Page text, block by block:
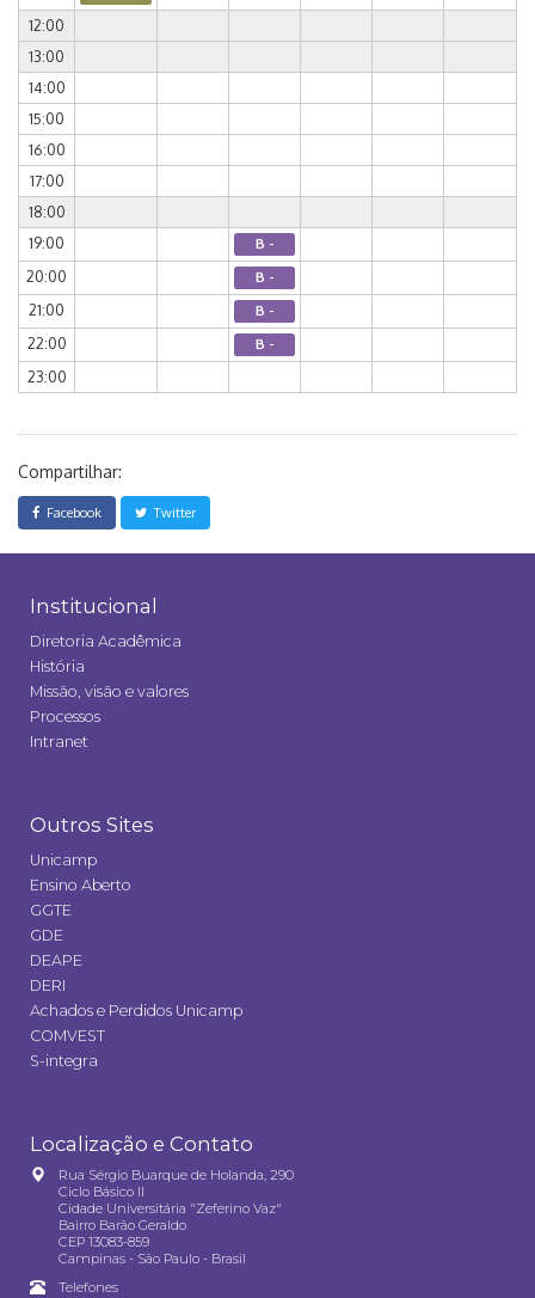
12:00
13:00
14:00
15:00
16:00
17:00
18:00
19:00
B -
20:00 B -
21:00 B -
22:00 B -
23:00
Compartilhar:
Facebook Twitter
Institucional
Diretoria Acadêmica
História
Missão, visão e valores
Processos
Intranet
Outros Sites
Unicamp
Ensino Aberto
GGTE
GDE
DEAPE
DERI
Achados e Perdidos Unicamp
COMVEST
S-integra
Localização e Contato
Rua Sérgio Buarque de Holanda, 290
Ciclo Básico II
Cidade Universitária "Zeferino Vaz"
Bairro Barão Geraldo
CEP 13083-859
Campinas - São Paulo - Brasil
Telefones